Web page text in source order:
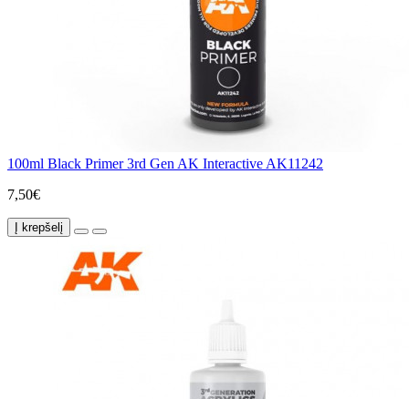
100ml Black Primer 3rd Gen AK Interactive AK11242
7,50€
Į krepšelį